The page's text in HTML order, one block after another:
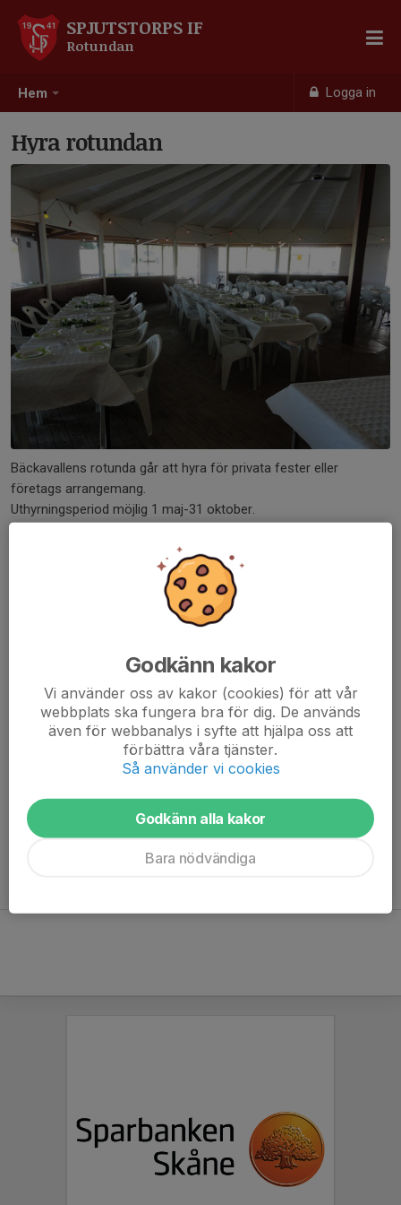
Hem Logga in
SPJUTSTORPS IF
Rotundan
Hyra rotundan
Bäckavallens rotunda går att hyra för privata fester eller
företags arrangemang.
Uthyrningsperiod möjlig 1 maj-31 oktober.
Lokalen rymmer 160 sittande gäster och tillval finns att sätta
upp tält i anslutning upp till 200gäster.
Priset för att hyra rotundan är 2 750 kronor. Diskmaskin finns ej.
spjutstorp@hotmail.se
031863 för bokning eller frågor.
Vi erbjuder även uthyrning av bord, stolar och porslin till din
privata fest där hemma!
5kr/stol
Tveka inte att höra av Er med er förfrågan!
spjutstorp@hotmail.se
Godkänn kakor
Vi använder oss av kakor (cookies) för att vår
webbplats ska fungera bra för dig. De används
även för webbanalys i syfte att hjälpa oss att
förbättra våra tjänster.
Så använder vi cookies
Godkänn alla kakor
Bara nödvändiga